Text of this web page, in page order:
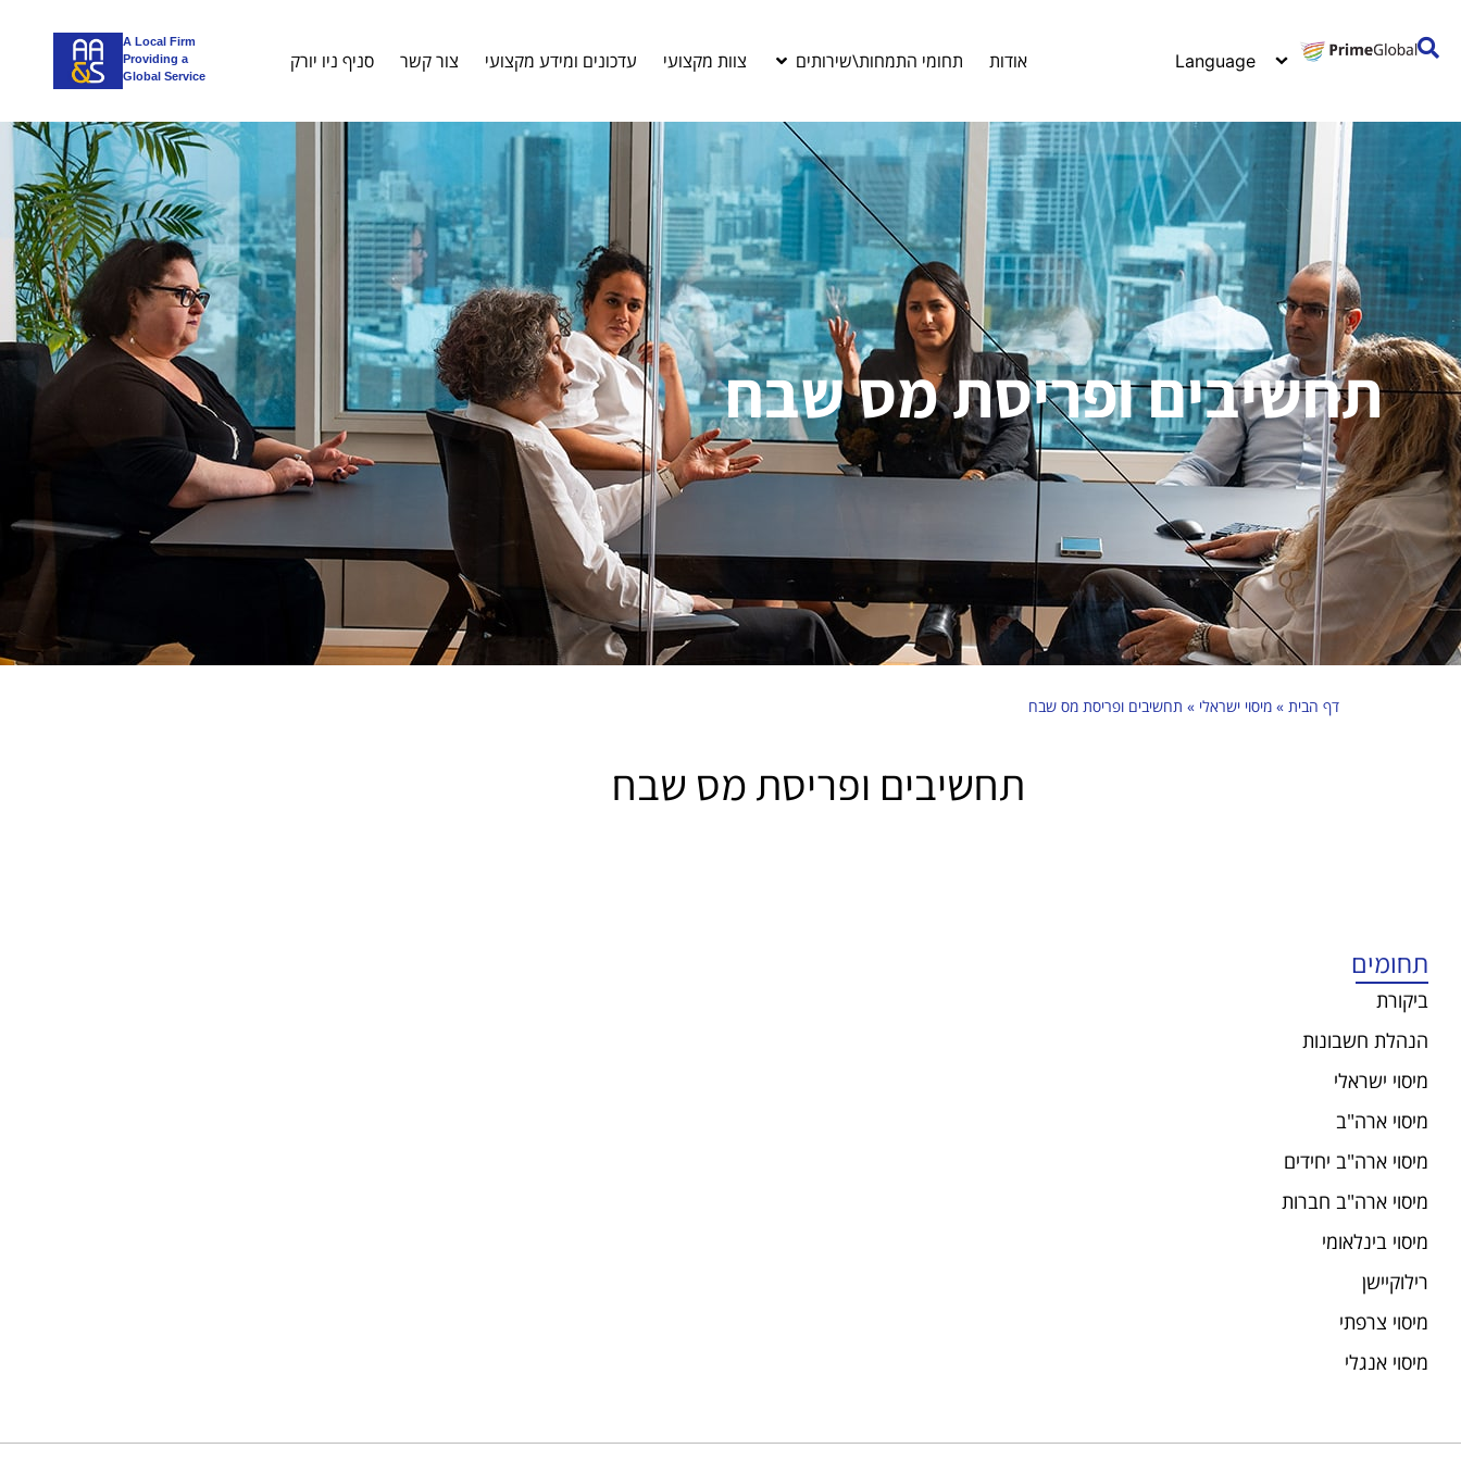
אודות תחומי התמחות\שירותים צוות מקצועי עדכונים ומידע מקצועי צור קשר סניף ניו יורק
A Local Firm
Providing a
Global Service
תחשיבים ופריסת מס שבח
דף הבית » מיסוי ישראלי » תחשיבים ופריסת מס שבח
תחשיבים ופריסת מס שבח
תחומים
ביקורת
הנהלת חשבונות
מיסוי ישראלי
מיסוי ארה"ב
מיסוי ארה"ב יחידים
מיסוי ארה"ב חברות
מיסוי בינלאומי
רילוקיישן
מיסוי צרפתי
מיסוי אנגלי